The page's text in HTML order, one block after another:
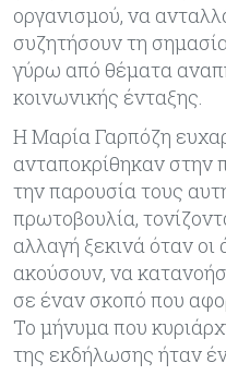
οργανισμού, να
συζητήσουν τη
γύρω από θέματα
κοινωνικής ένταξης.
Η Μαρία Γαρπόζη
ανταποκρίθηκαν στην
την παρουσία τους
πρωτοβουλία,
αλλαγή ξεκινά όταν
ακούσουν, να
σε έναν σκοπό που
Το μήνυμα που
της εκδήλωσης ήταν